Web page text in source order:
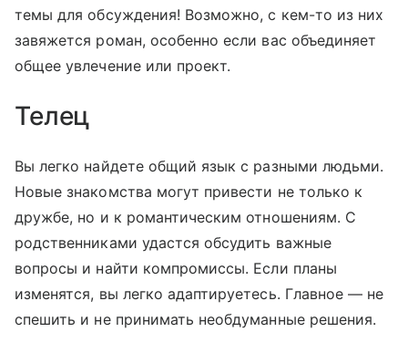
темы для обсуждения! Возможно, с кем-то из них
завяжется роман, особенно если вас объединяет
общее увлечение или проект.
Телец
Вы легко найдете общий язык с разными людьми.
Новые знакомства могут привести не только к
дружбе, но и к романтическим отношениям. С
родственниками удастся обсудить важные
вопросы и найти компромиссы. Если планы
изменятся, вы легко адаптируетесь. Главное — не
спешить и не принимать необдуманные решения.